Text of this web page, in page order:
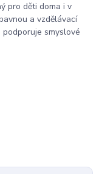
pro děti doma i v
a vzdělávací
smyslové